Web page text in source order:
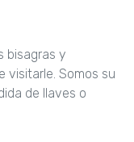
bisagras y
visitarle. Somos su
de llaves o